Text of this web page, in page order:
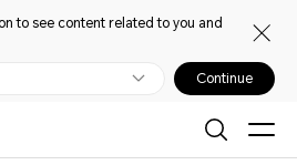
to see content related to you and
Continue